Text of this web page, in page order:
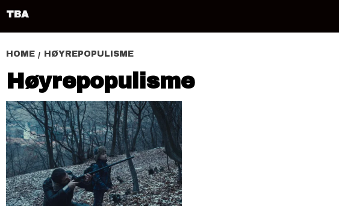
TBA
HOME HØYREPOPULISME
Høyrepopulisme